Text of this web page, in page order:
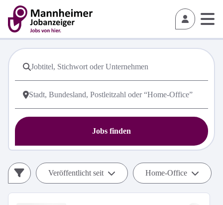
Jobs finden
Veröffentlicht seit Home-Office